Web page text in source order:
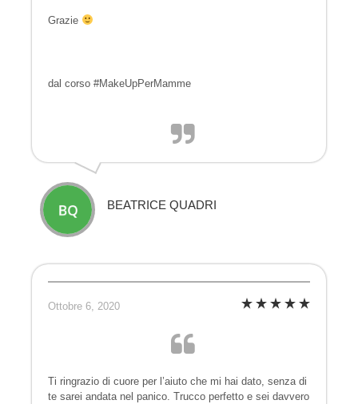
Grazie
dal corso #MakeUpPerMamme
BEATRICE QUADRI
Ottobre 6, 2020
Ti ringrazio di cuore per l’aiuto che mi hai dato, senza di
te sarei andata nel panico. Trucco perfetto e sei davvero